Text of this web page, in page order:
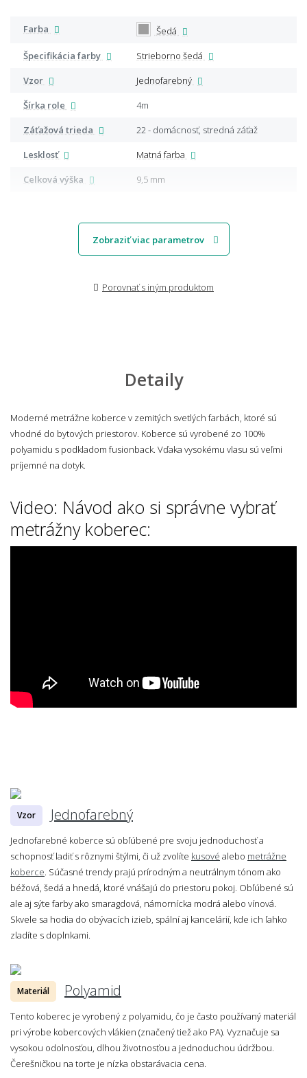
Farba
Šedá
Špecifikácia farby
Strieborno šedá
Vzor
Jednofarebný
Šírka role
4m
Záťažová trieda
22 - domácnosť, stredná záťaž
Lesklosť
Matná farba
Celková výška
9,5 mm
Zobraziť viac parametrov
Porovnať s iným produktom
Detaily
Moderné metrážne koberce v zemitých svetlých farbách, ktoré sú
vhodné do bytových priestorov. Koberce sú vyrobené zo 100%
polyamidu s podkladom fusionback. Vďaka vysokému vlasu sú veľmi
príjemné na dotyk.
Video: Návod ako si správne vybrať
metrážny koberec:
Vzor Jednofarebný
Jednofarebné koberce sú obľúbené pre svoju jednoduchosť a
schopnosť ladiť s rôznymi štýlmi, či už zvolíte kusové alebo metrážne
koberce. Súčasné trendy prajú prírodným a neutrálnym tónom ako
béžová, šedá a hnedá, ktoré vnášajú do priestoru pokoj. Obľúbené sú
ale aj sýte farby ako smaragdová, námornícka modrá alebo vínová.
Skvele sa hodia do obývacích izieb, spální aj kancelárií, kde ich ľahko
zladíte s doplnkami.
Materiál Polyamid
Tento koberec je vyrobený z polyamidu, čo je často používaný materiál
pri výrobe kobercových vlákien (značený tiež ako PA). Vyznačuje sa
vysokou odolnosťou, dlhou životnosťou a jednoduchou údržbou.
Čerešničkou na torte je nízka obstarávacia cena.